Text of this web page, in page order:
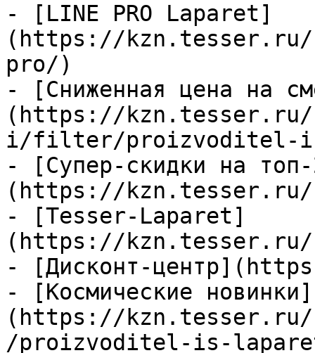
- [LINE PRO Laparet]
(https://kzn.tesser.ru/
pro/)
- [Сниженная цена на
(https://kzn.tesser.ru/
i/filter/proizvoditel-is-
- [Супер-скидки на
(https://kzn.tesser.ru/
- [Tesser-Laparet]
(https://
- [Дисконт-
- [Космические новинки]
(https://
/proizvoditel-is-